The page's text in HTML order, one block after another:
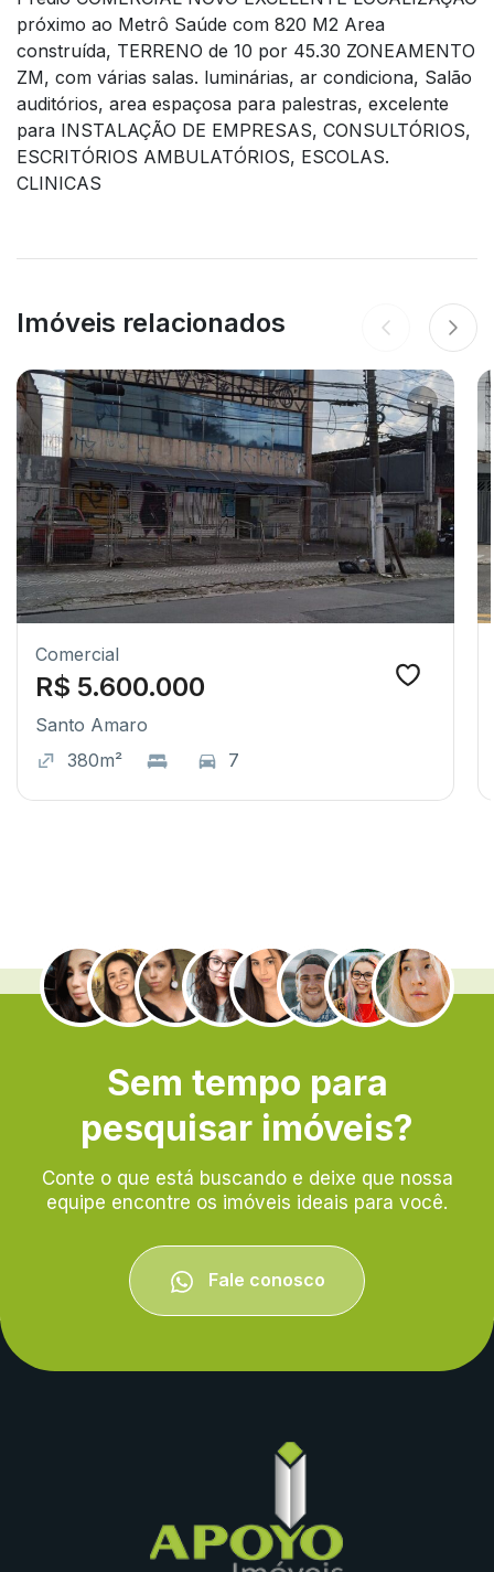
próximo ao Metrô Saúde com 820 M2 Area
construída, TERRENO de 10 por 45.30 ZONEAMENTO
ZM, com várias salas. luminárias, ar condiciona, Salão
auditórios, area espaçosa para palestras, excelente
para INSTALAÇÃO DE EMPRESAS, CONSULTÓRIOS,
ESCRITÓRIOS AMBULATÓRIOS, ESCOLAS.
CLINICAS
Imóveis relacionados
Comercial
R$ 5.600.000
Santo Amaro
380m²
7
.
Sem tempo para
pesquisar imóveis?
Conte o que está buscando e deixe que nossa
equipe encontre os imóveis ideais para você.
Fale conosco